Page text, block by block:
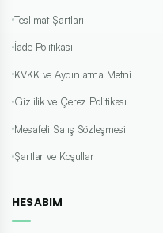
Teslimat Şartları
İade Politikası
KVKK ve Aydınlatma Metni
Gizlilik ve Çerez Politikası
Mesafeli Satış Sözleşmesi
Şartlar ve Koşullar
HESABIM